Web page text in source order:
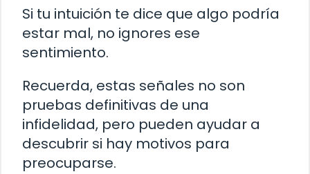
Si tu intuición te dice que algo podría
estar mal, no ignores ese
sentimiento.
Recuerda, estas señales no son
pruebas definitivas de una
infidelidad, pero pueden ayudar a
descubrir si hay motivos para
preocuparse.